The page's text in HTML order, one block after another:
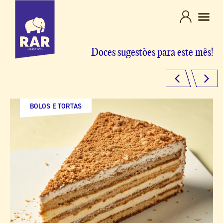
BOLOS E TORTAS
BOLOS E TORTAS
DOCES TRADICIONAIS
SOBREMESAS
SOBREMESAS
Doces sugestões para este mês!